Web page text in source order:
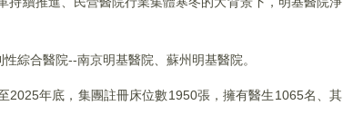
綜合醫院--南京明基醫院、蘇州明基醫院。
2025年底，集團註冊床位數1950張，擁有醫生1065名、其